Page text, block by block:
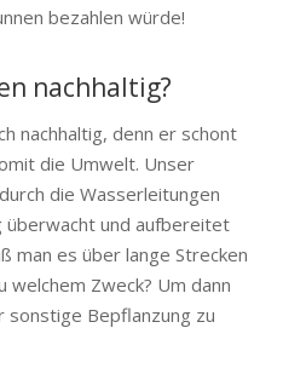
bezahlen würde!
nachhaltig?
nachhaltig, denn er schont
die Umwelt. Unser
die Wasserleitungen
und aufbereitet
man es über lange Strecken
Zweck? Um dann
sonstige Bepflanzung zu